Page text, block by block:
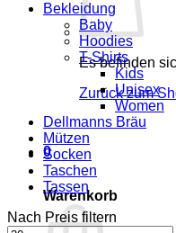
Es befinden
Zurück zum
0
Warenkorb
Bekleidung
Baby
Hoodies
T-Shirts
Kids
Unisex
Women
Dellmanns Bräu
Mützen
Socken
Taschen
Tassen
Nach Preis filtern